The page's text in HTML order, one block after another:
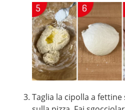
Taglia la cipolla a